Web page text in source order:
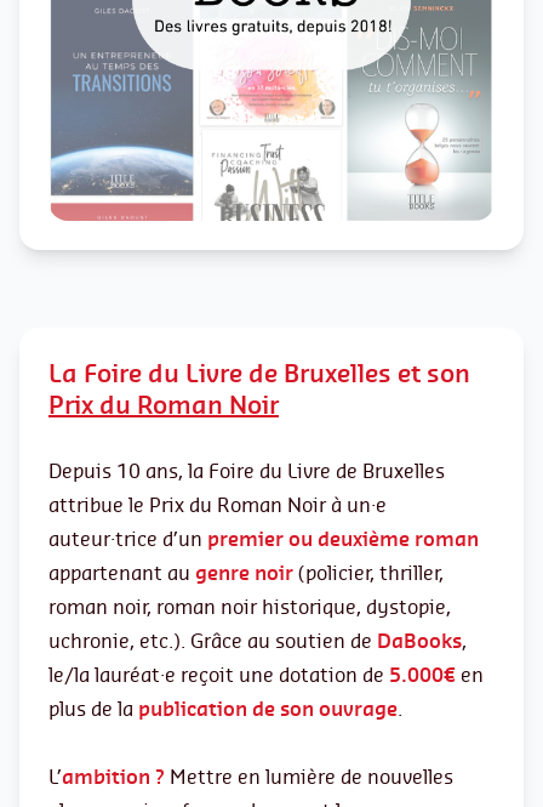
La Foire du Livre de Bruxelles et son
Prix du Roman Noir
Depuis 10 ans, la Foire du Livre de Bruxelles
attribue le Prix du Roman Noir à un·e
auteur·trice d’un premier ou deuxième roman
appartenant au genre noir (policier, thriller,
roman noir, roman noir historique, dystopie,
uchronie, etc.). Grâce au soutien de DaBooks,
le/la lauréat·e reçoit une dotation de 5.000€ en
plus de la publication de son ouvrage
L’ambition ? Mettre en lumière de nouvelles